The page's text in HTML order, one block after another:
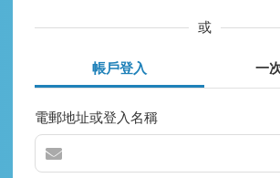
或
帳戶登入 一
電郵地址或登入名稱